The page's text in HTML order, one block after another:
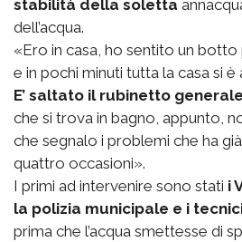
stabilità della soletta
dell’acqua.
«Ero in casa, ho sentito un
e in pochi minuti tutta la casa si
E’ saltato il rubinetto
che si trova in bagno, appunto,
che segnalo i problemi che ha
quattro occasioni».
I primi ad intervenire sono stati i
la polizia municipale e i
prima che l’acqua smettesse di